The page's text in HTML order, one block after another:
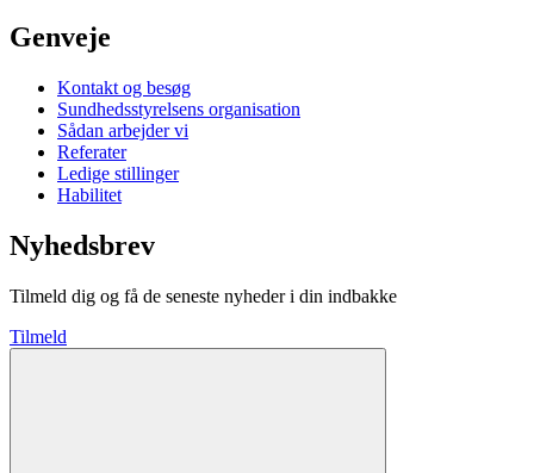
Genveje
Kontakt og besøg
Sundhedsstyrelsens organisation
Sådan arbejder vi
Referater
Ledige stillinger
Habilitet
Nyhedsbrev
Tilmeld dig og få de seneste nyheder i din indbakke
Tilmeld